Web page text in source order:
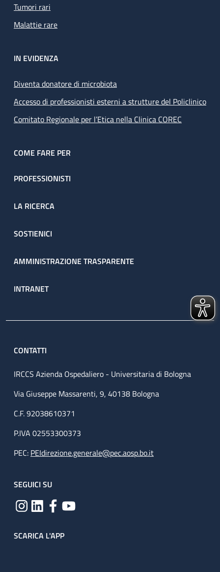
Tumori rari
Malattie rare
IN EVIDENZA
Diventa donatore di microbiota
Accesso di professionisti esterni a strutture del Policlinico
Comitato Regionale per l’Etica nella Clinica COREC
COME FARE PER
PROFESSIONISTI
LA RICERCA
SOSTIENICI
AMMINISTRAZIONE TRASPARENTE
INTRANET
CONTATTI
IRCCS Azienda Ospedaliero - Universitaria di Bologna
Via Giuseppe Massarenti, 9, 40138 Bologna
C.F. 92038610371
P.IVA 02553300373
PEC: PEIdirezione.generale@pec.aosp.bo.it
SEGUICI SU
SCARICA L'APP